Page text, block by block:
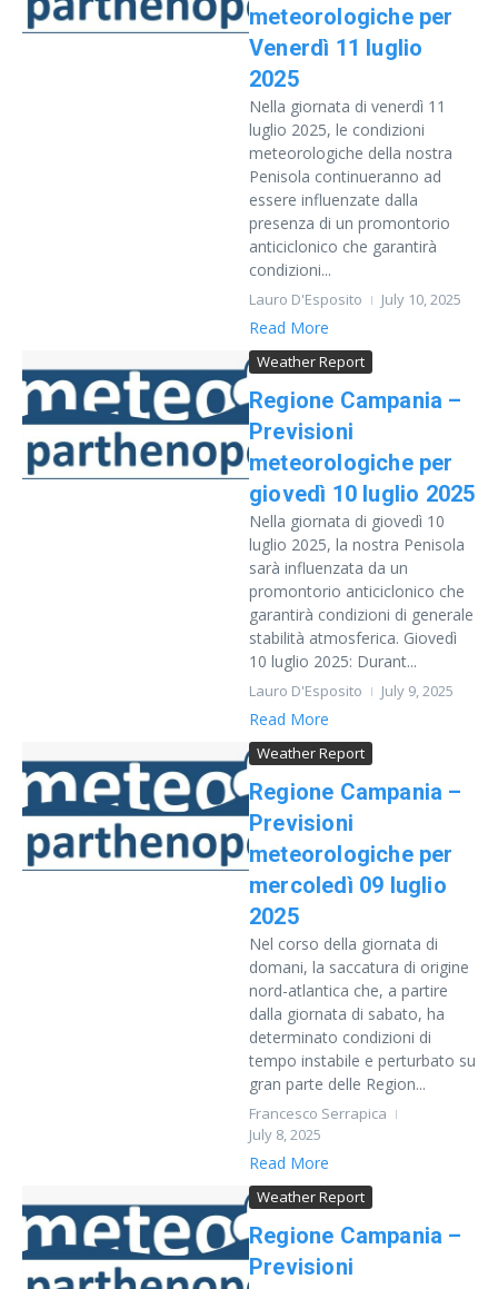
meteorologiche per
Venerdì 11 luglio
2025
Nella giornata di venerdì 11
luglio 2025, le condizioni
meteorologiche della nostra
Penisola continueranno ad
essere influenzate dalla
presenza di un promontorio
anticiclonico che garantirà
condizioni...
Lauro D'Esposito July 10, 2025
Read More
Weather Report
Regione Campania –
Previsioni
meteorologiche per
giovedì 10 luglio 2025
Nella giornata di giovedì 10
luglio 2025, la nostra Penisola
sarà influenzata da un
promontorio anticiclonico che
garantirà condizioni di generale
stabilità atmosferica. Giovedì
10 luglio 2025: Durant...
Lauro D'Esposito July 9, 2025
Read More
Weather Report
Regione Campania –
Previsioni
meteorologiche per
mercoledì 09 luglio
2025
Nel corso della giornata di
domani, la saccatura di origine
nord-atlantica che, a partire
dalla giornata di sabato, ha
determinato condizioni di
tempo instabile e perturbato su
gran parte delle Region...
Francesco Serrapica
July 8, 2025
Read More
Weather Report
Regione Campania –
Previsioni